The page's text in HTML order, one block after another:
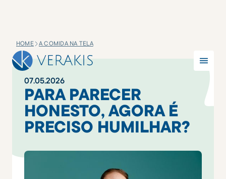
HOME A COMIDA NA TELA
07.05.2026
PARA PARECER
HONESTO, AGORA É
PRECISO HUMILHAR?